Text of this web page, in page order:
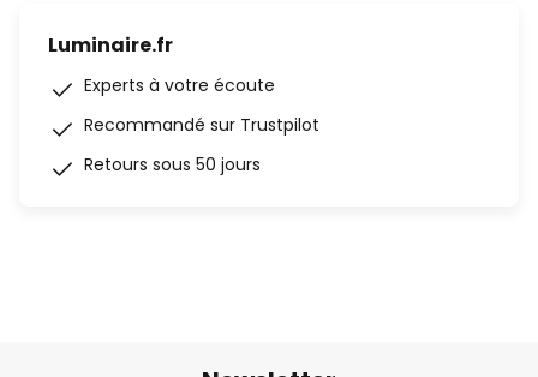
Luminaire.fr
Experts à votre écoute
Recommandé sur Trustpilot
Retours sous 50 jours